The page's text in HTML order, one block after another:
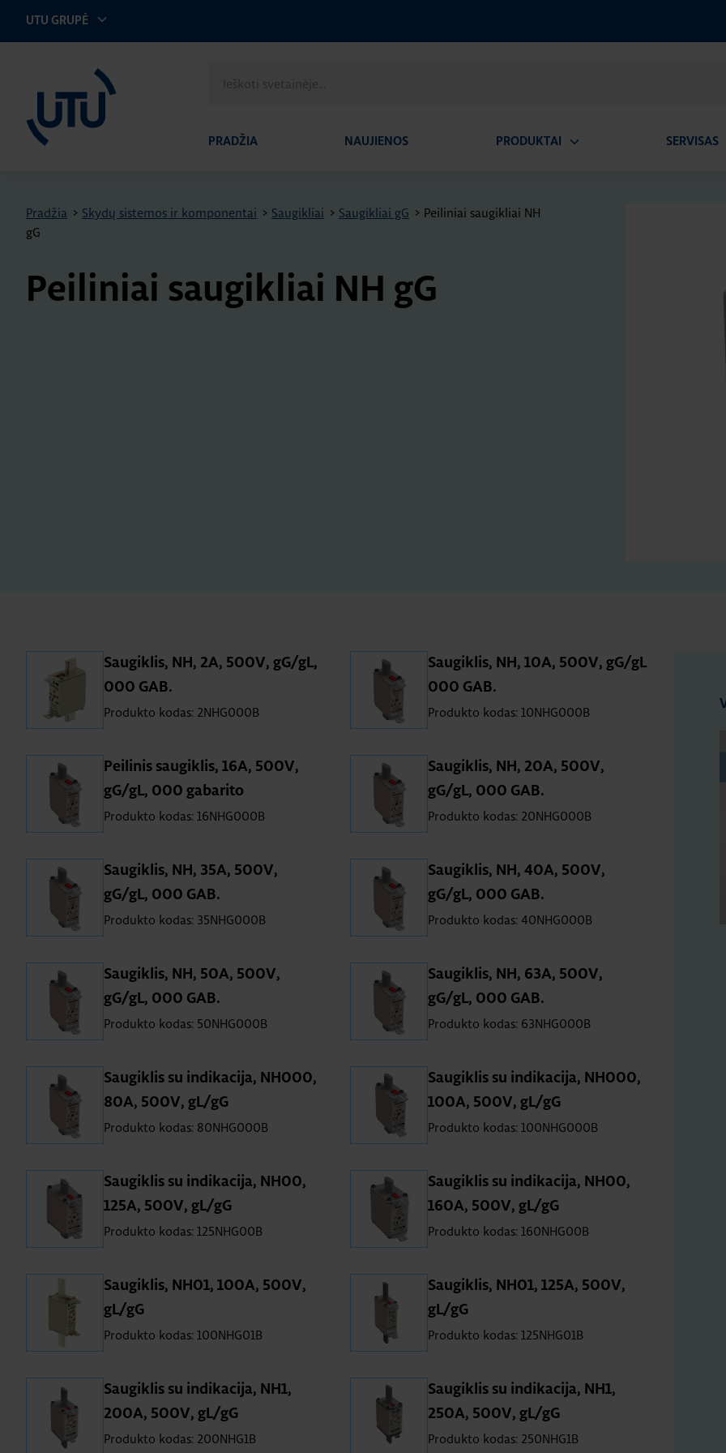
UTU GRUPĖ
svetainėje
PRADŽIA NAUJIENOS PRODUKTAI SERVISAS
Pradžia > Skydų sistemos ir komponentai > Saugikliai > Saugikliai gG > Peiliniai saugikliai NH
gG
Peiliniai saugikliai NH gG
Saugiklis, NH, 2A, 500V, gG/gL,
000 GAB.
Produkto kodas: 2NHG000B
Saugiklis, NH, 10A, 500V, gG/gL
000 GAB.
Produkto kodas: 10NHG000B
Peilinis saugiklis, 16A, 500V,
gG/gL, 000 gabarito
Produkto kodas: 16NHG000B
Saugiklis, NH, 20A, 500V,
gG/gL, 000 GAB.
Produkto kodas: 20NHG000B
Saugiklis, NH, 35A, 500V,
gG/gL, 000 GAB.
Produkto kodas: 35NHG000B
Saugiklis, NH, 40A, 500V,
gG/gL, 000 GAB.
Produkto kodas: 40NHG000B
Saugiklis, NH, 50A, 500V,
gG/gL, 000 GAB.
Produkto kodas: 50NHG000B
Saugiklis, NH, 63A, 500V,
gG/gL, 000 GAB.
Produkto kodas: 63NHG000B
Saugiklis su indikacija, NH000,
80A, 500V, gL/gG
Produkto kodas: 80NHG000B
Saugiklis su indikacija, NH000,
100A, 500V, gL/gG
Produkto kodas: 100NHG000B
Saugiklis su indikacija, NH00,
125A, 500V, gL/gG
Produkto kodas: 125NHG00B
Saugiklis su indikacija, NH00,
160A, 500V, gL/gG
Produkto kodas: 160NHG00B
Saugiklis, NH01, 100A, 500V,
gL/gG
Produkto kodas: 100NHG01B
Saugiklis, NH01, 125A, 500V,
gL/gG
Produkto kodas: 125NHG01B
Saugiklis su indikacija, NH1,
200A, 500V, gL/gG
Produkto kodas: 200NHG1B
Saugiklis su indikacija, NH1,
250A, 500V, gL/gG
Produkto kodas: 250NHG1B